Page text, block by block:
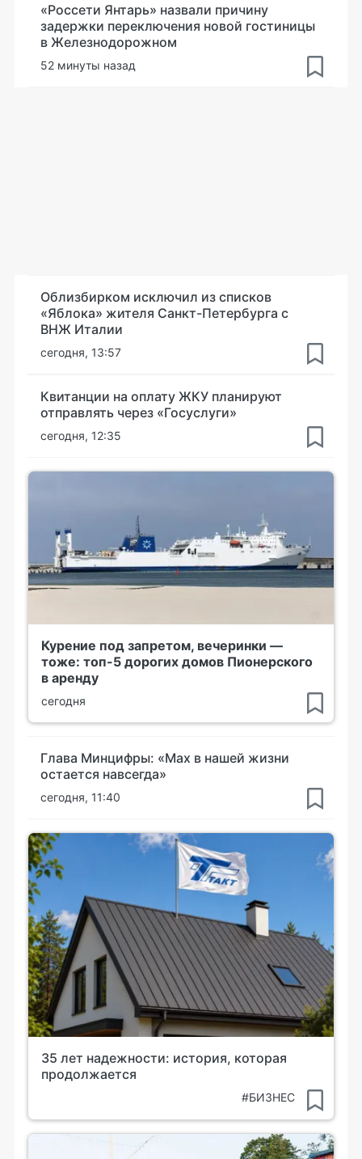
«Россети Янтарь» назвали причину
задержки переключения новой гостиницы
в Железнодорожном
52 минуты назад
Облизбирком исключил из списков
«Яблока» жителя Санкт-Петербурга с
ВНЖ Италии
сегодня, 13:57
Квитанции на оплату ЖКУ планируют
отправлять через «Госуслуги»
сегодня, 12:35
Курение под запретом, вечеринки —
тоже: топ-5 дорогих домов Пионерского
в аренду
сегодня
Глава Минцифры: «Мах в нашей жизни
остается навсегда»
сегодня, 11:40
35 лет надежности: история, которая
продолжается
#БИЗНЕС